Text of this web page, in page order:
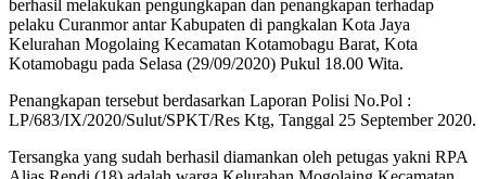
berhasil melakukan pengungkapan dan penangkapan terhadap
pelaku Curanmor antar Kabupaten di pangkalan Kota Jaya
Kelurahan Mogolaing Kecamatan Kotamobagu Barat, Kota
Kotamobagu pada Selasa (29/09/2020) Pukul 18.00 Wita.
Penangkapan tersebut berdasarkan Laporan Polisi No.Pol :
LP/683/IX/2020/Sulut/SPKT/Res Ktg, Tanggal 25 September 2020.
Tersangka yang sudah berhasil diamankan oleh petugas yakni RPA